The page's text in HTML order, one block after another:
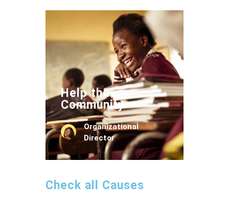
Help the
Community
Organizational
Director
Check all Causes